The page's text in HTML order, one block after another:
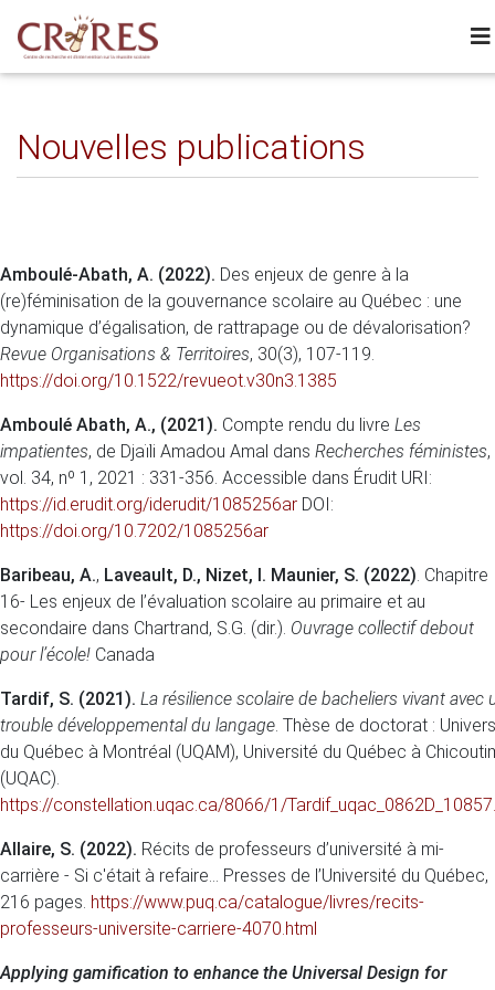
Nouvelles publications
Amboulé-Abath, A. (2022). Des enjeux de genre à la
(re)féminisation de la gouvernance scolaire au Québec : une
dynamique d’égalisation, de rattrapage ou de dévalorisation?
Revue Organisations & Territoires, 30(3), 107-119.
https://doi.org/10.1522/revueot.v30n3.1385
Amboulé Abath, A., (2021). Compte rendu du livre Les
impatientes, de Djaïli Amadou Amal dans Recherches féministes,
vol. 34, nº 1, 2021 : 331-356. Accessible dans Érudit URI:
https://id.erudit.org/iderudit/1085256ar DOI:
https://doi.org/10.7202/1085256ar
Baribeau, A., Laveault, D., Nizet, I. Maunier, S. (2022). Chapitre
16- Les enjeux de l’évaluation scolaire au primaire et au
secondaire dans Chartrand, S.G. (dir.). Ouvrage collectif debout
pour l’école! Canada
Tardif, S. (2021). La résilience scolaire de bacheliers vivant avec
trouble développemental du langage. Thèse de doctorat :
du Québec à Montréal (UQAM), Université du Québec à
(UQAC).
https://constellation.uqac.ca/8066/1/
Allaire, S. (2022). Récits de professeurs d’université à mi-
carrière - Si c'était à refaire... Presses de l’Université du Québec,
216 pages. https://www.puq.ca/catalogue/livres/recits-
professeurs-universite-carriere-4070.html
Applying gamification to enhance the Universal Design for